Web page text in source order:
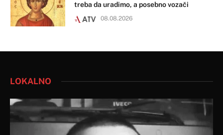
treba da uradimo, a posebno vozači
08.08.2026
LOKALNO